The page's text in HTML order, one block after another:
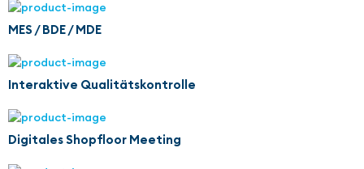
MES / BDE / MDE
Interaktive Qualitätskontrolle
Digitales Shopfloor Meeting